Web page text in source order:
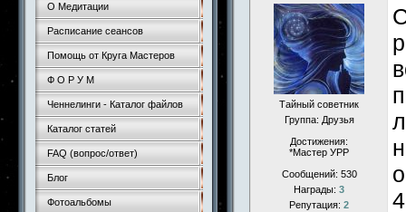
О Медитации
Расписание сеансов
Помощь от Круга Мастеров
Ф О Р У М
Ченнелинги - Каталог файлов
Каталог статей
FAQ (вопрос/ответ)
Блог
Фотоальбомы
Тайный советник
Группа: Друзья
Достижения:
*Мастер УРР
Сообщений: 530
Награды: 3
Репутация: 2